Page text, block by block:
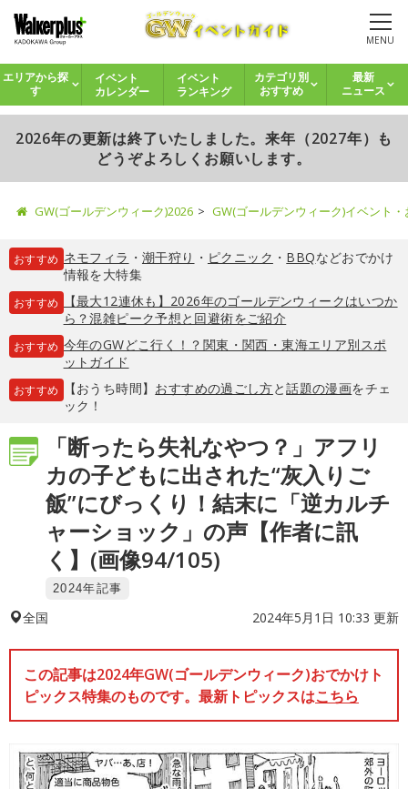
MENU
エリアから探
す
イベント
カレンダー
イベント
ランキング
カテゴリ別
おすすめ
最新
ニュース
2026年の更新は終了いたしました。来年（2027年）も
どうぞよろしくお願いします。
GW(ゴールデンウィーク)2026 GW(ゴールデンウィーク)イベント
おすすめ ネモフィラ ・ 潮干狩り ・ ピクニック ・ BBQなどおでかけ
情報を大特集
おすすめ
【最大12連休も】2026年のゴールデンウィークはいつか
ら？混雑ピーク予想と回避術をご紹介
おすすめ 今年のGWどこ行く！？関東・関西・東海エリア別スポ
ットガイド
おすすめ 【おうち時間】 おすすめの過ごし方と話題の漫画をチェ
ック！
「断ったら失礼なやつ？」アフリ
カの子どもに出された“灰入りご
飯”にびっくり！結末に「逆カルチ
ャーショック」の声【作者に訊
く】(画像94/105)
2024年記事
全国 2024年5月1日 10:33 更新
この記事は2024年GW(ゴールデンウィーク)おでかけト
ピックス特集のものです。最新トピックスはこちら